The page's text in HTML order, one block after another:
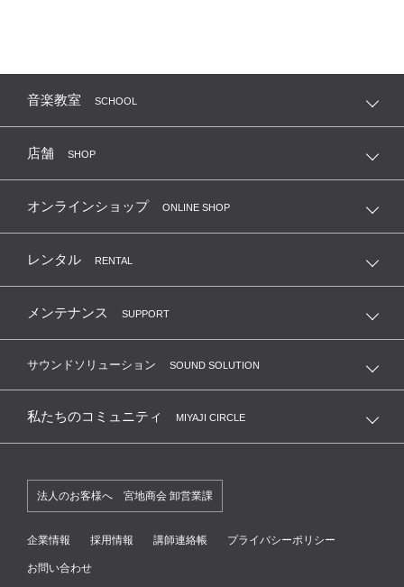
音楽教室 SCHOOL
店舗 SHOP
オンラインショップ ONLINE SHOP
レンタル RENTAL
メンテナンス SUPPORT
サウンドソリューション SOUND SOLUTION
私たちのコミュニティ MIYAJI CIRCLE
法人のお客様へ 宮地商会 卸営業課
企業情報 採用情報 講師連絡帳 プライバシーポリシー
お問い合わせ